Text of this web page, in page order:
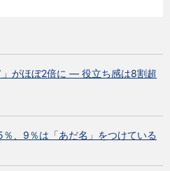
がほぼ2倍に ― 役立ち感は8割超
、9％は「あだ名」をつけている